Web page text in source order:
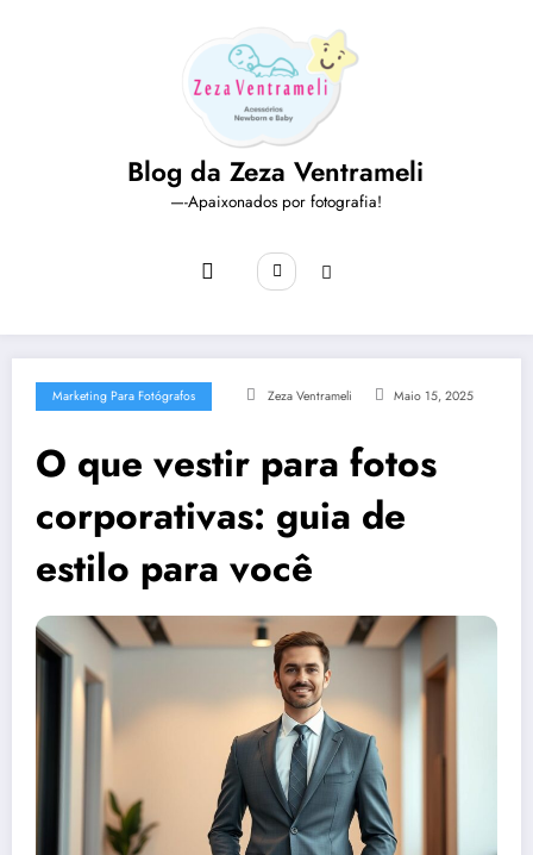
Blog da Zeza Ventrameli
—-Apaixonados por fotografia!
Marketing Para Fotógrafos Zeza Ventrameli Maio 15, 2025
O que vestir para fotos
corporativas: guia de
estilo para você